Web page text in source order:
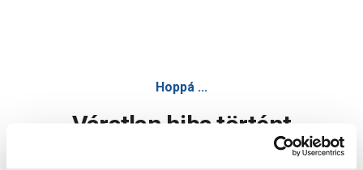
Hoppá ...
Váratlan hiba történt